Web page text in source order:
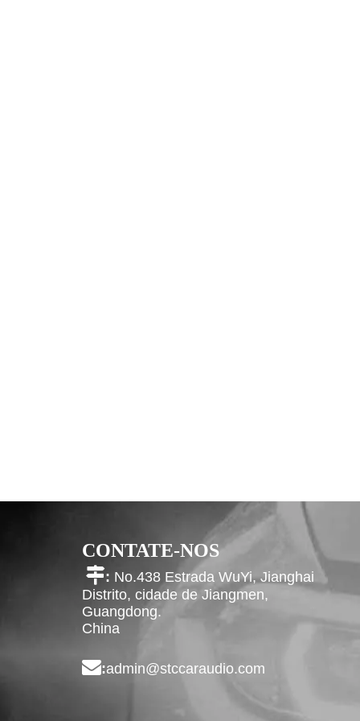
CONTATE-NOS
: No.438 Estrada WuYi, Jianghai
Distrito, cidade de Jiangmen,
Guangdong.
China
:admin@stccaraudio.com